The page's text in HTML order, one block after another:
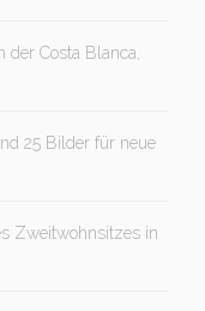
Costa Blanca,
25 Bilder für neue
Zweitwohnsitzes in